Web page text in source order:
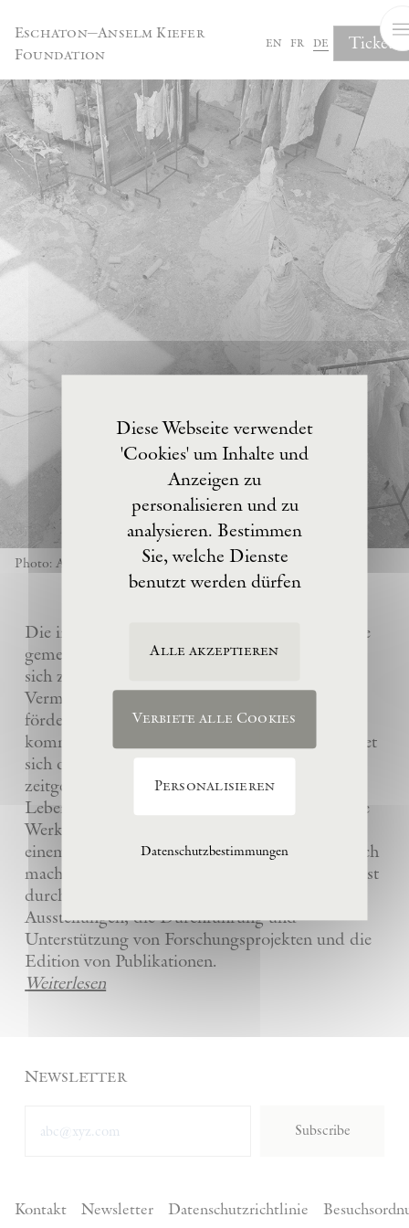
Eschaton—Anselm Kiefer
Foundation
en fr de Tickets
Photo: Anselm Kiefer
Die im Jahre 2017 von Anselm Kiefer gegründete
gemeinnützige Eschaton –Kunststiftung hat es
sich zur Aufgabe gemacht, das künstlerische
Vermächtnis ihres Gründers Anselm Kiefer zu
fördern und sein Atelier La Ribaute für
kommende Generationen zu erhalten. Sie widmet
sich dem Verständnis und der Wertschätzung
zeitgenössischer Kunst, insbesondere des
Lebenswerks von Anselm Kiefer, indem sie seine
Werke und die anderer Künstler bewahrt und
einem breiten Publikum in La Ribaute zugänglich
macht. Die Stiftung fördert zeitgenössische Kunst
durch die Organisation von internationalen
Ausstellungen, die Durchführung und
Unterstützung von Forschungsprojekten und die
Edition von Publikationen.
Weiterlesen
Newsletter
Subscribe
Kontakt Newsletter Datenschutzrichtlinie
Diese Webseite verwendet
'Cookies' um Inhalte und
Anzeigen zu
personalisieren und zu
analysieren. Bestimmen
Sie, welche Dienste
benutzt werden dürfen
Alle akzeptieren
Verbiete alle Cookies
Personalisieren
Datenschutzbestimmungen